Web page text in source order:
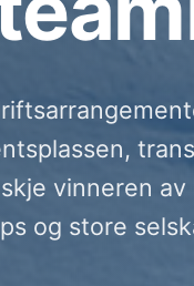
vinneren
og store